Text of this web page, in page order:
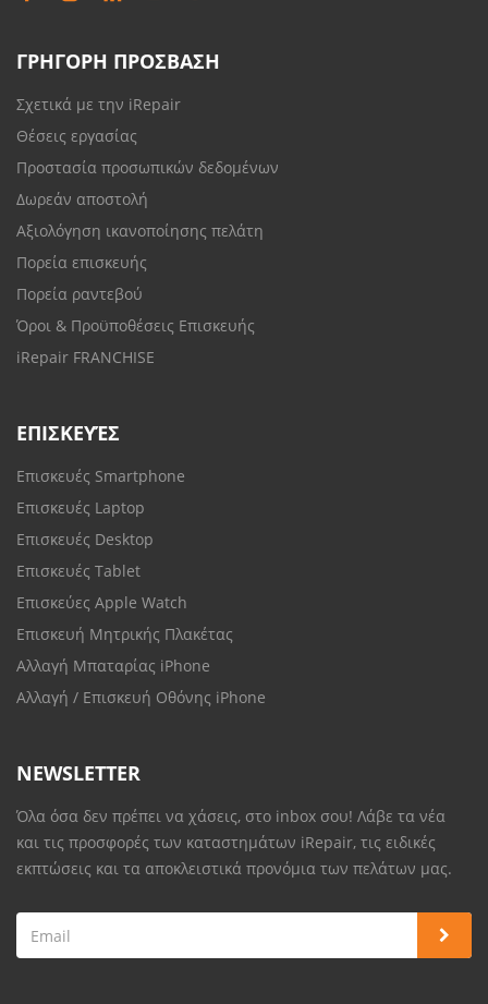
ΓΡΗΓΟΡΗ ΠΡΟΣΒΑΣΗ
Σχετικά με την iRepair
Θέσεις εργασίας
Προστασία προσωπικών δεδομένων
Δωρεάν αποστολή
Αξιολόγηση ικανοποίησης πελάτη
Πορεία επισκευής
Πορεία ραντεβού
Όροι & Προϋποθέσεις Επισκευής
iRepair FRANCHISE
ΕΠΙΣΚΕΥΈΣ
Επισκευές Smartphone
Επισκευές Laptop
Επισκευές Desktop
Επισκευές Tablet
Επισκεύες Apple Watch
Επισκευή Μητρικής Πλακέτας
Αλλαγή Μπαταρίας iPhone
Αλλαγή / Επισκευή Οθόνης iPhone
NEWSLETTER
Όλα όσα δεν πρέπει να χάσεις, στο inbox σου! Λάβε τα νέα
και τις προσφορές των καταστημάτων iRepair, τις ειδικές
εκπτώσεις και τα αποκλειστικά προνόμια των πελάτων μας.